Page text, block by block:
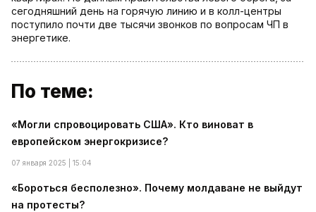
сегодняшний день на горячую линию и в колл-центры
поступило почти две тысячи звонков по вопросам ЧП в
энергетике.
По теме:
«Могли спровоцировать США». Кто виноват в
европейском энергокризисе?
07 января 2025 | 15:04
«Бороться бесполезно». Почему молдаване не выйдут
на протесты?